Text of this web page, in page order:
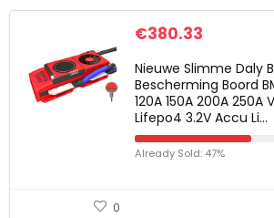
€380.33
Nieuwe Slimme Daly
Bescherming Boord
120A 150A 200A 250A
Lifepo4 3.2V Accu Li…
Already Sold: 47%
0